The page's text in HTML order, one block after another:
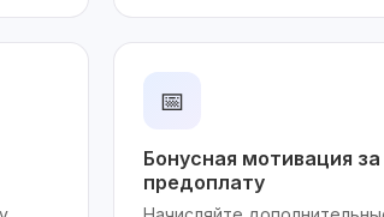
📅
Бонусная мотивация
предоплату